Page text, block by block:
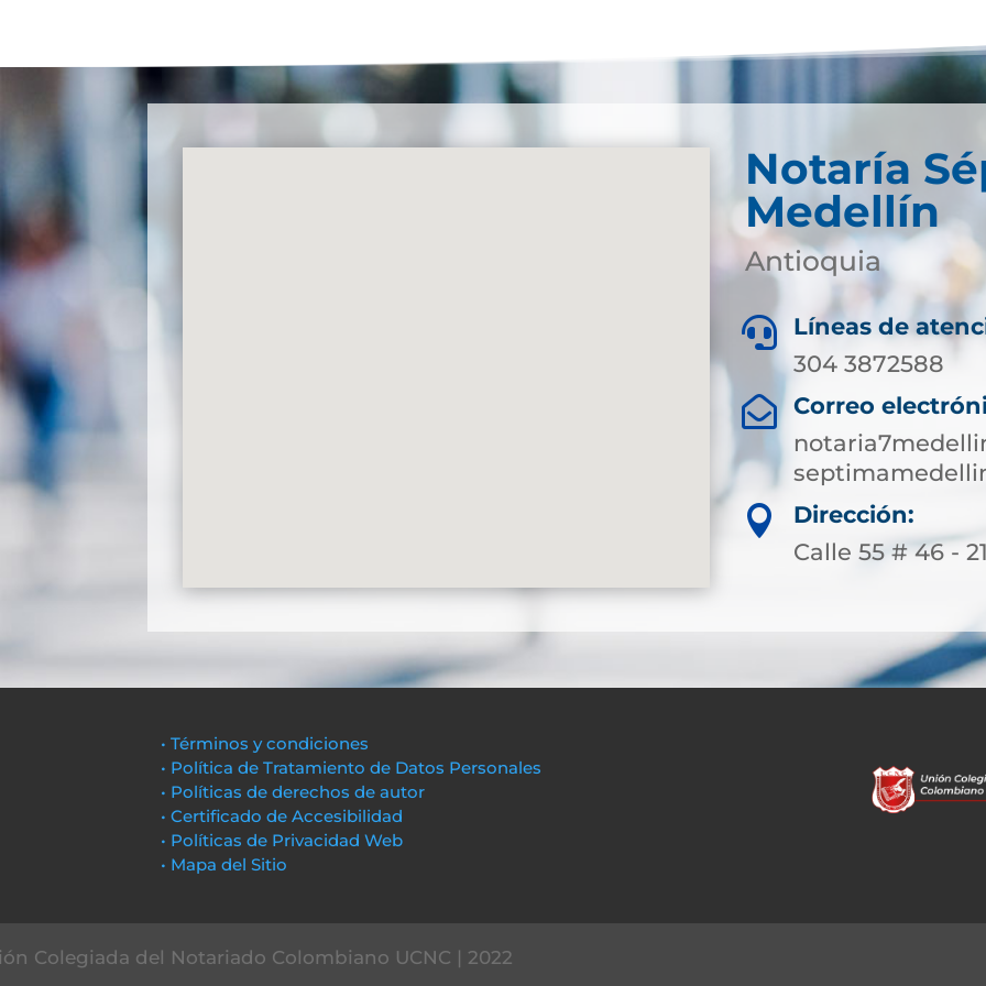
Notaría
Medellín
Antioquia

Líneas de
304 3872588

Correo

Dirección:
Calle 55 # 46 -
• Términos y condiciones
• Política de Tratamiento de Datos Personales
• Políticas de derechos de autor
• Certificado de Accesibilidad
• Políticas de Privacidad Web
• Mapa del Sitio
Colegiada del Notariado Colombiano UCNC | 2022